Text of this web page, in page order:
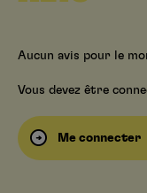
Aucun avis pour le
Vous devez être
Me connecter